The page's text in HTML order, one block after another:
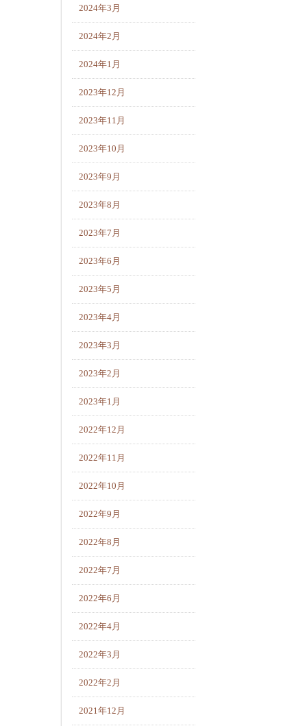
2024年3月
2024年2月
2024年1月
2023年12月
2023年11月
2023年10月
2023年9月
2023年8月
2023年7月
2023年6月
2023年5月
2023年4月
2023年3月
2023年2月
2023年1月
2022年12月
2022年11月
2022年10月
2022年9月
2022年8月
2022年7月
2022年6月
2022年4月
2022年3月
2022年2月
2021年12月